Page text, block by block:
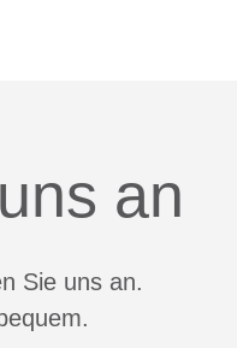
an
Sie uns an.